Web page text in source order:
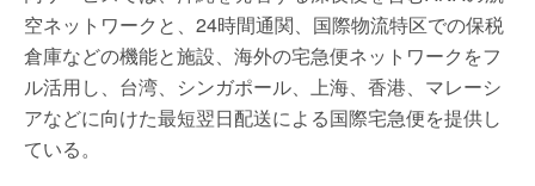
空ネットワークと、24時間通関、国際物流特区での保税
倉庫などの機能と施設、海外の宅急便ネットワークをフ
ル活用し、台湾、シンガポール、上海、香港、マレーシ
アなどに向けた最短翌日配送による国際宅急便を提供し
ている。